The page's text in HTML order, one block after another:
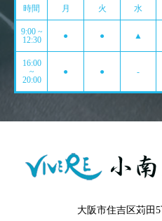
時間 月 火 水
9:00 ~
12:30
● ● ▲
16:00
~
20:00
● ● -
大阪市住吉区苅田